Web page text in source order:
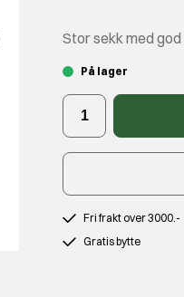
Stor sekk med
På lager
Fri frakt over 3000.-
Gratis bytte